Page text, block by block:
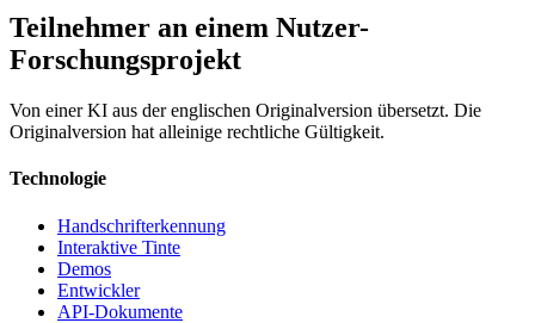
Teilnehmer an einem Nutzer-
Forschungsprojekt
Von einer KI aus der englischen Originalversion übersetzt. Die
Originalversion hat alleinige rechtliche Gültigkeit.
Technologie
Handschrifterkennung
Interaktive Tinte
Demos
Entwickler
API-Dokumente